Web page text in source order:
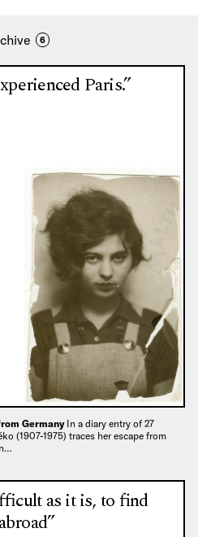
6
Paris.”
Germany In a diary entry of 27
(1907-1975) traces her escape from
as it is, to find